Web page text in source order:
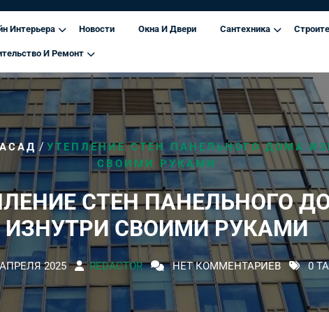
Интерьера Новости Окна И Двери Сантехника
И Ремонт
/ УТЕПЛЕНИЕ СТЕН ПАНЕЛЬНОГО ДОМА
СВОИМИ РУКАМИ
СТЕН ПАНЕЛЬНОГО
ИЗНУТРИ СВОИМИ РУКАМИ
2025 REDACTOR НЕТ КОММЕНТАРИЕВ 0